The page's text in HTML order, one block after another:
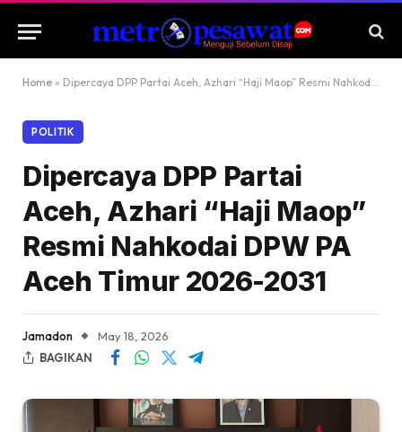
Home » Dipercaya DPP Partai Aceh, Azhari “Haji Maop” Resmi Nahkodai DPW PA Aceh Timur 2026-2031
POLITIK
Dipercaya DPP Partai
Aceh, Azhari “Haji Maop”
Resmi Nahkodai DPW PA
Aceh Timur 2026-2031
Jamadon
May 18, 2026
BAGIKAN